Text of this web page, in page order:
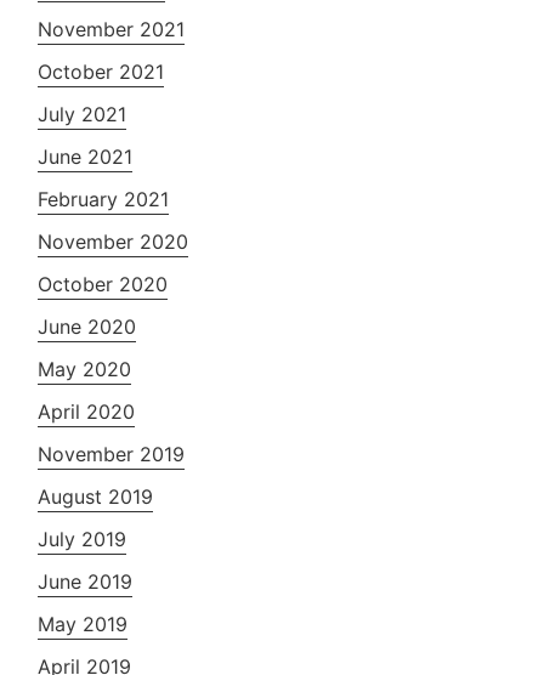
November 2021
October 2021
July 2021
June 2021
February 2021
November 2020
October 2020
June 2020
May 2020
April 2020
November 2019
August 2019
July 2019
June 2019
May 2019
April 2019